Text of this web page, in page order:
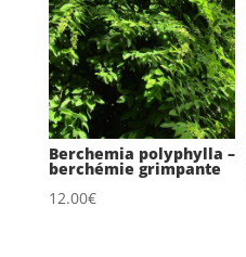
Berchemia polyphylla –
berchémie grimpante
12.00€